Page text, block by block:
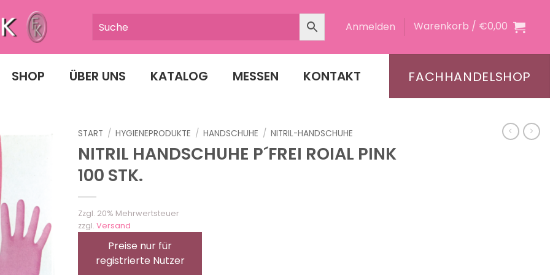
Anmelden Warenkorb / €0,00
SHOP ÜBER UNS KATALOG MESSEN KONTAKT FACHHANDELSHOP
START / HYGIENEPRODUKTE / HANDSCHUHE / NITRIL-HANDSCHUHE
NITRIL HANDSCHUHE P´FREI ROIAL PINK
100 STK.
Zzgl. 20% Mehrwertsteuer
zzgl. Versand
Preise nur für
registrierte Nutzer